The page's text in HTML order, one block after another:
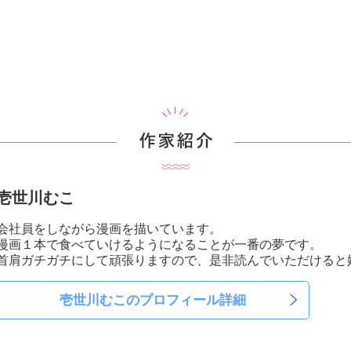
世川むこ
社員をしながら漫画を描いています。
画１本で食べていけるようになることが一番の夢です。
肩ガチガチにして頑張りますので、是非読んでいただけると
壱世川むこ のプロフィール詳細